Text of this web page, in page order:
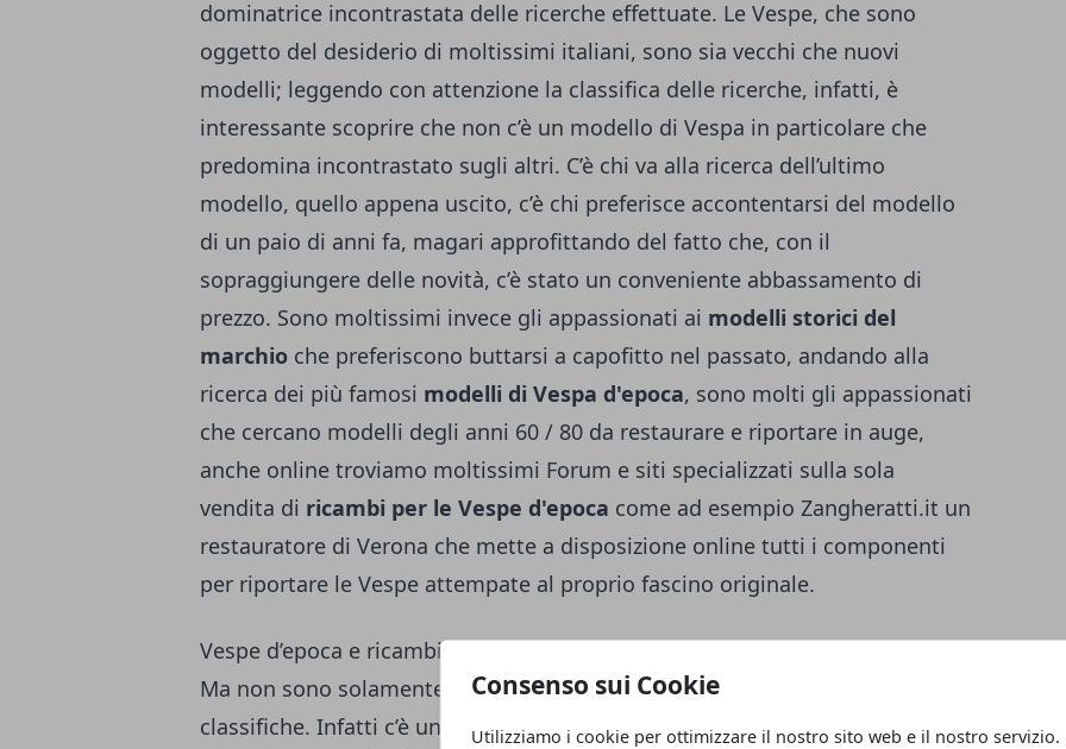
Consenso sui Cookie
Utilizziamo i cookie per ottimizzare il nostro sito web e il nostro servizio.
dominatrice incontrastata delle ricerche effettuate. Le Vespe, che sono
oggetto del desiderio di moltissimi italiani, sono sia vecchi che nuovi
modelli; leggendo con attenzione la classifica delle ricerche, infatti, è
interessante scoprire che non c’è un modello di Vespa in particolare che
predomina incontrastato sugli altri. C’è chi va alla ricerca dell’ultimo
modello, quello appena uscito, c’è chi preferisce accontentarsi del modello
di un paio di anni fa, magari approfittando del fatto che, con il
sopraggiungere delle novità, c’è stato un conveniente abbassamento di
prezzo. Sono moltissimi invece gli appassionati ai modelli storici del
marchio che preferiscono buttarsi a capofitto nel passato, andando alla
ricerca dei più famosi modelli di Vespa d'epoca, sono molti gli appassionati
che cercano modelli degli anni 60 / 80 da restaurare e riportare in auge,
anche online troviamo moltissimi Forum e siti specializzati sulla sola
vendita di ricambi per le Vespe d'epoca come ad esempio Zangheratti.it un
restauratore di Verona che mette a disposizione online tutti i componenti
per riportare le Vespe attempate al proprio fascino originale.
Vespe d’epoca e ricambi convenienti
Ma non sono solamente le Vespe in sé a dominare questo genere di
classifiche. Infatti c’è un incremento anche per tutti quegli aspetti che